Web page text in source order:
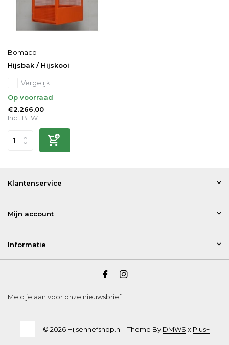
Bomaco
Hijsbak / Hijskooi
Vergelijk
Op voorraad
€2.266,00
Incl. BTW
Klantenservice
Mijn account
Informatie
Meld je aan voor onze nieuwsbrief
© 2026 Hijsenhefshop.nl - Theme By DMWS x Plus+